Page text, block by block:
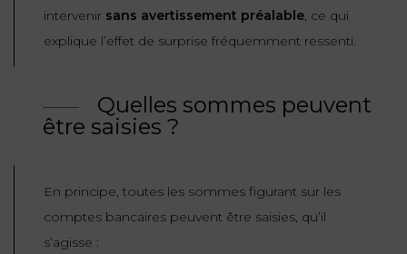
intervenir sans avertissement préalable, ce qui
explique l’effet de surprise fréquemment ressenti.
Quelles sommes peuvent
être saisies ?
En principe, toutes les sommes figurant sur les
comptes bancaires peuvent être saisies, qu’il
s’agisse :